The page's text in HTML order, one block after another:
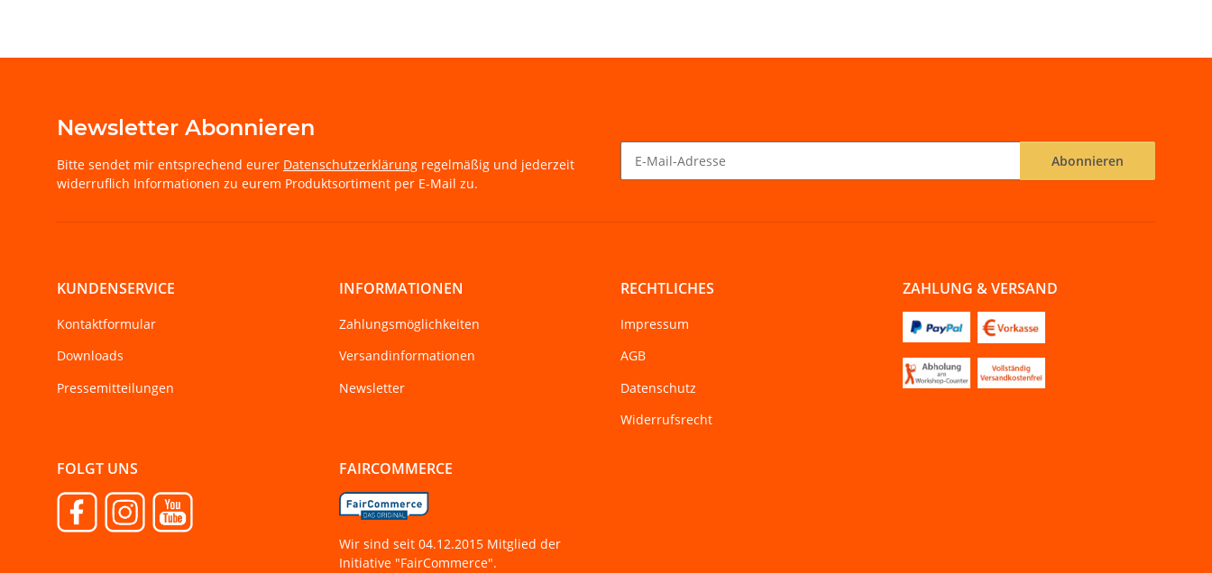
Newsletter Abonnieren
Bitte sendet mir entsprechend eurer Datenschutzerklärung regelmäßig und jederzeit
widerruflich Informationen zu eurem Produktsortiment per E-Mail zu.
Abonnieren
KUNDENSERVICE
Kontaktformular
Downloads
Pressemitteilungen
INFORMATIONEN
Zahlungsmöglichkeiten
Versandinformationen
Newsletter
RECHTLICHES
Impressum
AGB
Datenschutz
Widerrufsrecht
ZAHLUNG & VERSAND
FOLGT UNS FAIRCOMMERCE
Wir sind seit 04.12.2015 Mitglied der
Initiative "FairCommerce".